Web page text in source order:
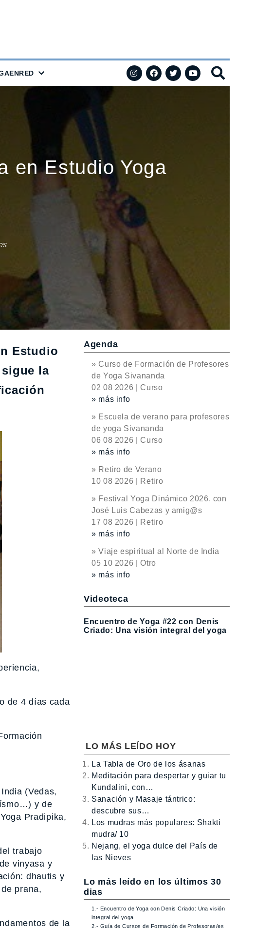
en Estudio Yoga
Estudio
la
de 4 días cada
(Vedas,
y de
Pradipika,
trabajo
vinyasa y
dhautis y
prana,
de la
Agenda
» Curso de Formación de Profesores
de Yoga Sivananda
02 08 2026 | Curso
» más info
» Escuela de verano para profesores
de yoga Sivananda
06 08 2026 | Curso
» más info
» Retiro de Verano
10 08 2026 | Retiro
» Festival Yoga Dinámico 2026, con
José Luis Cabezas y amig@s
17 08 2026 | Retiro
» más info
» Viaje espiritual al Norte de India
05 10 2026 | Otro
» más info
Videoteca
Encuentro de Yoga #22 con Denis
Criado: Una visión integral del yoga
LO MÁS LEÍDO HOY
La Tabla de Oro de los ásanas
Meditación para despertar y guiar tu
Kundalini, con…
Sanación y Masaje tántrico:
descubre sus…
Los mudras más populares: Shakti
mudra/ 10
Nejang, el yoga dulce del País de
las Nieves
Lo más leído en los últimos 30
dias
1.- Encuentro de Yoga con Denis Criado: Una visión
integral del yoga
2.- Guía de Cursos de Formación de Profesoras/es